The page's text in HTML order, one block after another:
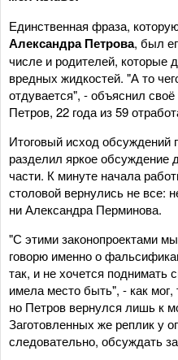
Единственная фраза,
Александра Петрова, был
числе и родителей, которые
вредных жидкостей. "А то
отдувается", - объяснил
Петров, 22 года из 59
Итоговый исход обсуждений
разделил яркое обсуждение
части. К минуте начала
столовой вернулись не все:
ни Александра Перминова.
"С этими законопроектами
говорю именно о
так, и не хочется
имела место быть", - как
но Петров вернулся лишь к
Заготовленных же реплик у
следовательно, обсуждать